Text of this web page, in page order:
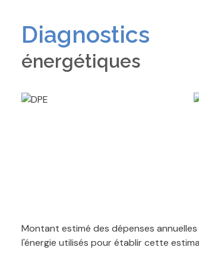
Diagnostics
énergétiques
Montant estimé des dépenses
l'énergie utilisés pour établir cette